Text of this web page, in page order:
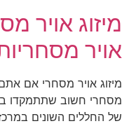
מיזוג אויר
אויר
מיזוג אויר מסחרי אם
מסחרי חשוב שתתמקדו
של החללים השונים